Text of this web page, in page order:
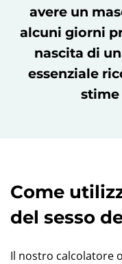
avere un
alcuni giorni
nascita di
essenziale
stime
Come
del sesso
Il nostro calcolatore